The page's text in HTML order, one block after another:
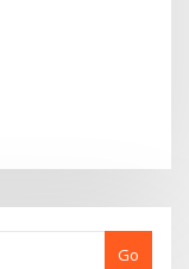
Go